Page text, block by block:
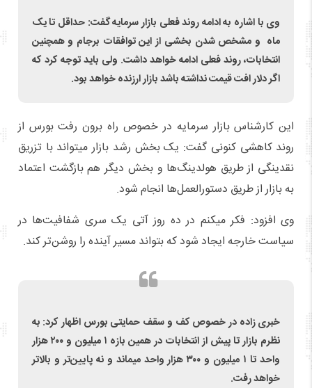
وی با اشاره به ادامه روند فعلی بازار سرمایه گفت: حداقل تا یک
ماه و مشخص شدن بخشی از این توافقات برجام و همچنین
انتخابات، روند فعلی ادامه خواهد داشت. ولی باید توجه کرد که
اگر دلار افت قیمت نداشته باشد بازار ارزنده خواهد بود.
این کارشناس بازار سرمایه در خصوص راه برون رفت بورس از
روند کاهشی کنونی گفت: یک بخش رشد بازار میتواند با تزریق
نقدینگی از طریق هولدینگ‌ها و بخش دیگر هم بازگشت اعتماد
به بازار از طریق دستورالعمل‌ها انجام شود.
وی افزود: فکر میکنم در ده روز آتی یک سری شفافیت‌ها در
سیاست خارجه ایجاد شود که بتواند مسیر آینده را روشن‌تر کند.
خبری زاده در خصوص کف و سقف حمایتی بورس اظهار کرد: به
نظرم بازار تا پیش از انتخابات در همین بازه ۱ میلیون و ۲۰۰ هزار
واحد تا ۱ میلیون و ۳۰۰ هزار واحد میماند و نه پایین‌تر و بالاتر
خواهد رفت.